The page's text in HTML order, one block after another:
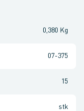
0,380 Kg
07-375
15
stk